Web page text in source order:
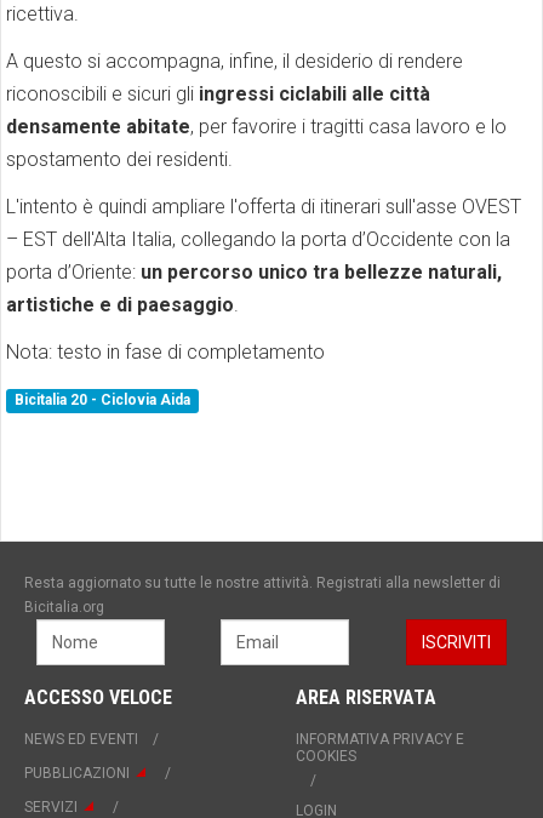
ricettiva.
A questo si accompagna, infine, il desiderio di rendere
riconoscibili e sicuri gli ingressi ciclabili alle città
densamente abitate, per favorire i tragitti casa lavoro e lo
spostamento dei residenti.
L'intento è quindi ampliare l'offerta di itinerari sull'asse OVEST
– EST dell'Alta Italia, collegando la porta d’Occidente con la
porta d’Oriente: un percorso unico tra bellezze naturali,
artistiche e di paesaggio
Nota: testo in fase di completamento
Bicitalia 20 - Ciclovia Aida
Resta aggiornato su tutte le nostre attività. Registrati alla newsletter di
Bicitalia.org
ACCESSO VELOCE
NEWS ED EVENTI
PUBBLICAZIONI
SERVIZI
AREA RISERVATA
INFORMATIVA PRIVACY E
COOKIES
LOGIN